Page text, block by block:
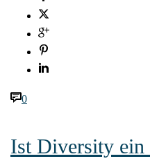
0
Ist Diversity ein